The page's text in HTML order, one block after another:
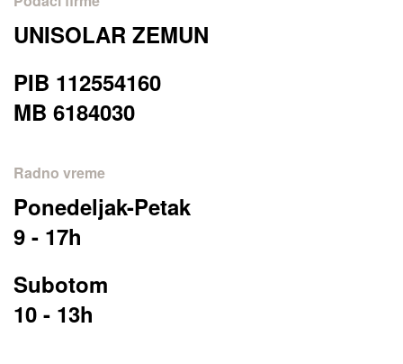
UNISOLAR ZEMUN
PIB 112554160
MB 6184030
Radno vreme
Ponedeljak-Petak
9 - 17h
Subotom
10 - 13h